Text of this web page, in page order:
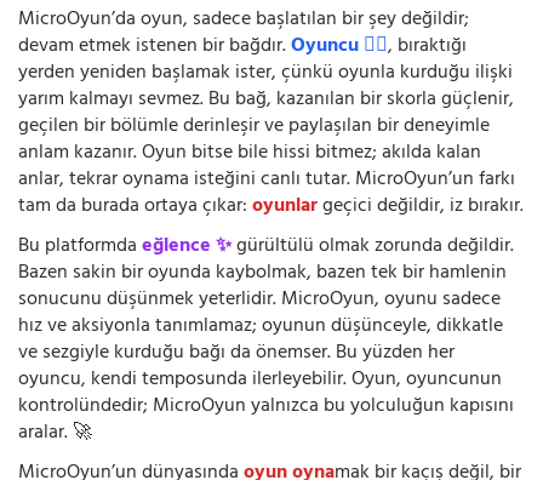
MicroOyun’da oyun, sadece başlatılan bir şey değildir;
devam etmek istenen bir bağdır.Oyuncu 🧍‍♂️, bıraktığı
yerden yeniden başlamak ister, çünkü oyunla kurduğu ilişki
yarım kalmayı sevmez. Bu bağ, kazanılan bir skorla güçlenir,
geçilen bir bölümle derinleşir ve paylaşılan bir deneyimle
anlam kazanır. Oyun bitse bile hissi bitmez; akılda kalan
anlar, tekrar oynama isteğini canlı tutar. MicroOyun’un farkı
tam da burada ortaya çıkar:oyunlargeçici değildir, iz bırakır.
Bu platformdaeğlence ✨gürültülü olmak zorunda değildir.
Bazen sakin bir oyunda kaybolmak, bazen tek bir hamlenin
sonucunu düşünmek yeterlidir. MicroOyun, oyunu sadece
hız ve aksiyonla tanımlamaz; oyunun düşünceyle, dikkatle
ve sezgiyle kurduğu bağı da önemser. Bu yüzden her
oyuncu, kendi temposunda ilerleyebilir. Oyun, oyuncunun
kontrolündedir; MicroOyun yalnızca bu yolculuğun kapısını
aralar. 🚀